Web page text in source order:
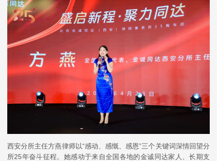
西安分所主任方燕律师以“感动、感慨、感恩”三个关键词深情回望分
所25年奋斗征程。她感动于来自全国各地的金诚同达家人、长期支